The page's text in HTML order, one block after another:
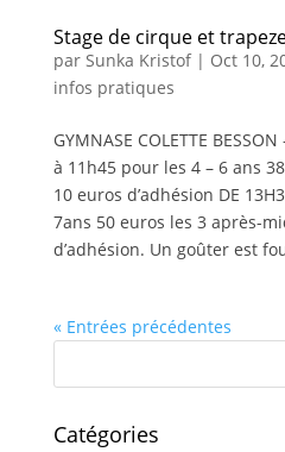
Stage de cirque et
par Sunka Kristof| Oct 10,
infos pratiques
GYMNASE COLETTE
à 11h45 pour les 4 – 6 ans
10 euros d’adhésion DE
7ans 50 euros les 3 après-
d’adhésion. Un goûter est
« Entrées précédentes
Catégories